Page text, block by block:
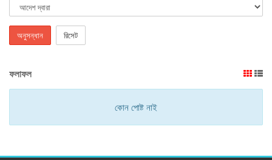
অনুসন্ধান রিসেট
ফলাফল
কোন পোষ্ট নাই